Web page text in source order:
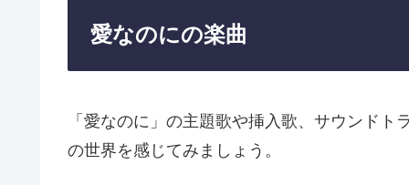
愛なのにの楽曲
「愛なのに」の主題歌や挿入歌、サウンド
の世界を感じてみましょう。